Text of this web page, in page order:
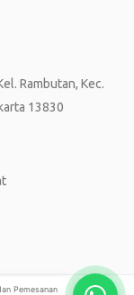
Rambutan, Kec.
13830
Pemesanan